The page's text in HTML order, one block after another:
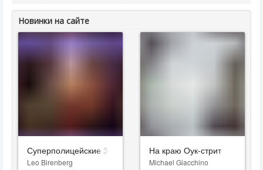
Новинки на сайте
Суперполицейские 3
Leo Birenberg
На краю Оук-стрит
Michael Giacchino